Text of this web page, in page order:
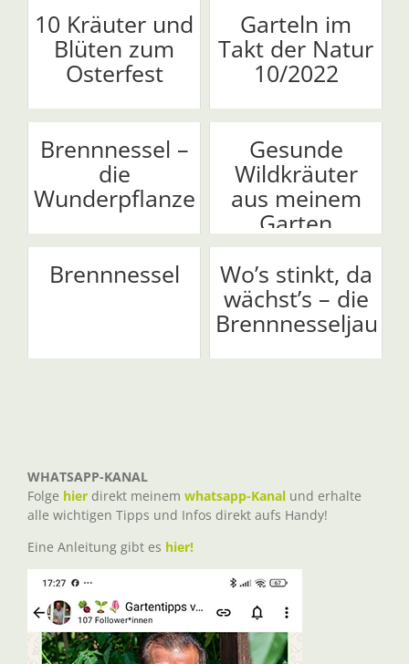
10 Kräuter und
Blüten zum
Osterfest
Garteln im
Takt der Natur
10/2022
Brennnessel –
die
Wunderpflanze
Gesunde
Wildkräuter
aus meinem
Garten
Brennnessel
Wo’s stinkt, da
wächst’s – die
WHATSAPP-KANAL
Folge hier direkt meinem whatsapp-Kanal und erhalte
alle wichtigen Tipps und Infos direkt aufs Handy!
Eine Anleitung gibt es hier!